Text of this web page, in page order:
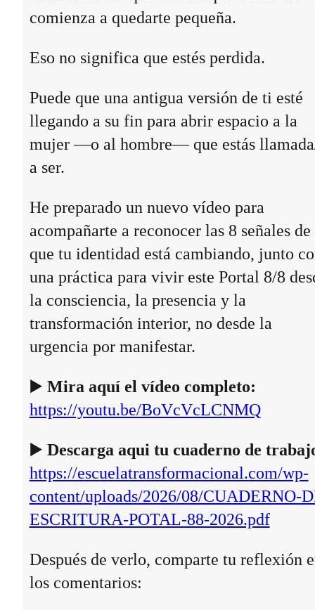
comienza a quedarte pequeña.
Eso no significa que estés perdida.
Puede que una antigua versión de ti esté
llegando a su fin para abrir espacio a la
mujer —o al hombre— que estás
a ser.
He preparado un nuevo vídeo para
acompañarte a reconocer las 8 señales de
que tu identidad está cambiando, junto
una práctica para vivir este Portal 8/8
la consciencia, la presencia y la
transformación interior, no desde la
urgencia por manifestar.
▶️ Mira aquí el vídeo completo:
https://youtu.be/BoVcVcLCNMQ
▶️ Descarga aqui tu cuaderno de
https://escuelatransformacional.com/wp-
content/uploads/2026/08/CUADERNO-
ESCRITURA-POTAL-88-2026.pdf
Después de verlo, comparte tu reflexión
los comentarios: